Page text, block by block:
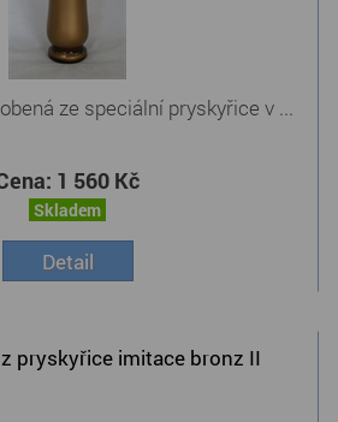
ze speciální pryskyřice v ...
1 560 Kč
Skladem
Detail
pryskyřice imitace bronz II